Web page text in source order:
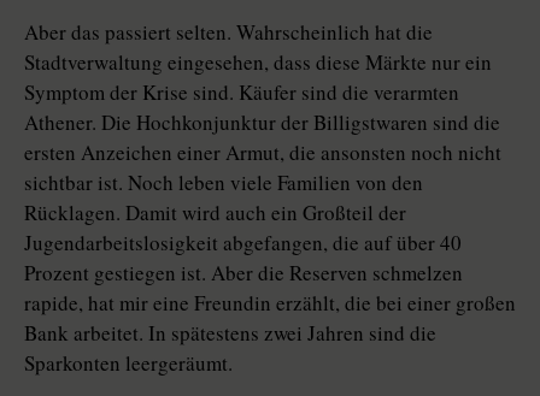
Aber das passiert selten. Wahrscheinlich hat die
Stadtverwaltung eingesehen, dass diese Märkte nur ein
Symptom der Krise sind. Käufer sind die verarmten
Athener. Die Hochkonjunktur der Billigstwaren sind die
ersten Anzeichen einer Armut, die ansonsten noch nicht
sichtbar ist. Noch leben viele Familien von den
Rücklagen. Damit wird auch ein Großteil der
Jugendarbeitslosigkeit abgefangen, die auf über 40
Prozent gestiegen ist. Aber die Reserven schmelzen
rapide, hat mir eine Freundin erzählt, die bei einer großen
Bank arbeitet. In spätestens zwei Jahren sind die
Sparkonten leergeräumt.